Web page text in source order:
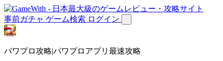
事前ガチャ ゲーム検索 ログイン
パワプロ攻略|パワプロアプリ最速攻略